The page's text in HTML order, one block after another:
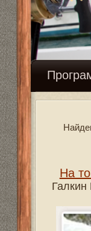
Программа
Найденные